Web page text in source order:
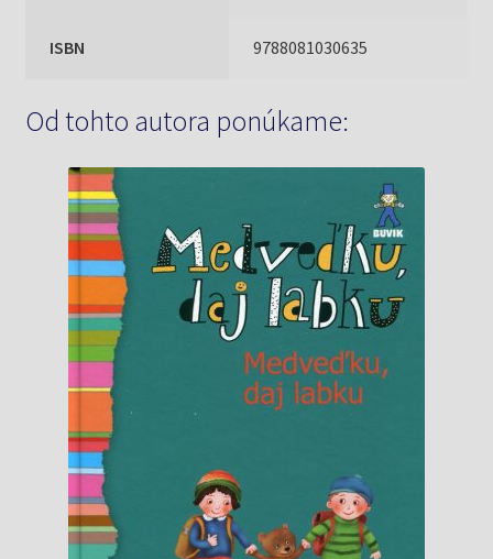
ISBN 9788081030635
Od tohto autora ponúkame: